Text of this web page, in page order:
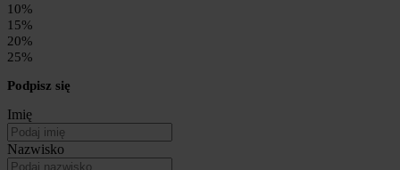
10%
15%
20%
25%
Podpisz się
Imię
Nazwisko